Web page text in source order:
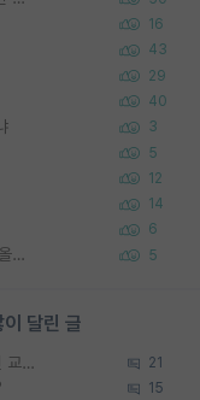
16
43
29
40
3
5
12
14
6
정보보안 연구하는 입장에선 식별가능한 사진을 올리는건 비추이긴함 5
달린 글
SSH 박사과정을 그만두고 지방대 박사로 옮기면 교수의 꿈은 끝일까요? 21
15